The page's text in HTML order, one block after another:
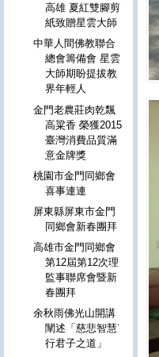
高雄 夏紅雙腳剪
紙致贈星雲大師
中華人間佛教聯合
總會籌備會 星雲
大師期盼提拔教
界年輕人
金門老農莊肉乾飄
高粱香 榮獲2015
臺灣消費品質滿
意金牌獎
桃園市金門同鄉會
喜事連連
屏東縣屏東市金門
同鄉會新春團拜
高雄市金門同鄉會
第12屆第12次理
監事聯席會暨新
春團拜
余秋雨佛光山開講
闡述「慈悲智慧˙
行君子之道」